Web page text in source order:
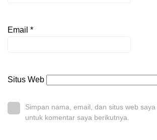
Email *
Situs Web
Simpan nama, email, dan situs web
untuk komentar saya berikutnya.